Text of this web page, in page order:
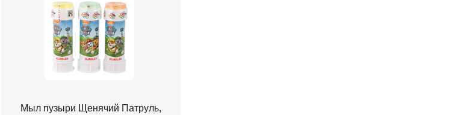
Мыл пузыри Щенячий Патруль,